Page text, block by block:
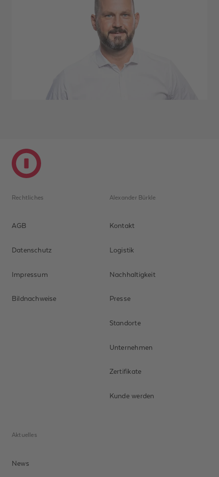
Rechtliches
AGB
Datenschutz
Impressum
Bildnachweise
Alexander Bürkle
Kontakt
Logistik
Nachhaltigkeit
Presse
Standorte
Unternehmen
Zertifikate
Kunde werden
Aktuelles
News